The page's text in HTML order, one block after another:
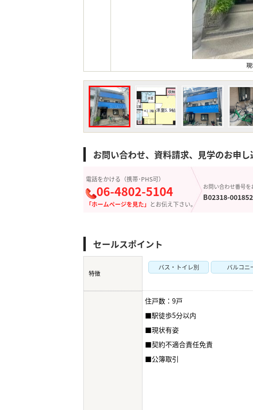
お問い合わせ、資料請求、見学のお申
電話をかける（携帯･PHS可）
06-4802-5104
「ホームページを見た」 とお伝え下さい。
お問い合わせ番号を
B02318-001852
セールスポイント
特徴
バス・トイレ別 バルコニ
住戸数：9戸
■駅徒歩5分以内
■現状有姿
■契約不適合責任免責
■公簿取引